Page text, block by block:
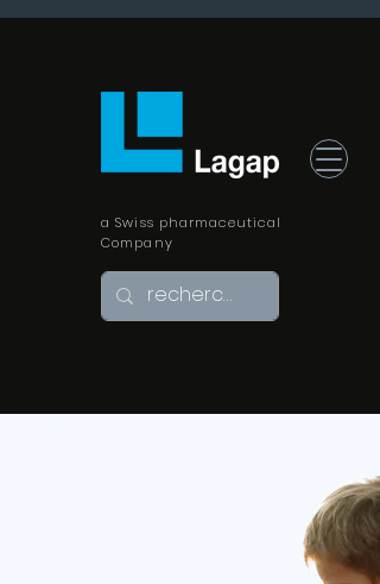
a Swiss pharmaceutical
Company